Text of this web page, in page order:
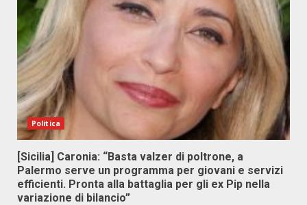
Politica
[Sicilia] Caronia: “Basta valzer di poltrone, a
Palermo serve un programma per giovani e servizi
efficienti. Pronta alla battaglia per gli ex Pip nella
variazione di bilancio”